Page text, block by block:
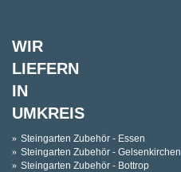
WIR
LIEFERN
IN
UMKREIS
Steingarten Zubehör - Essen
Steingarten Zubehör - Gelsenkirchen
Steingarten Zubehör - Bottrop